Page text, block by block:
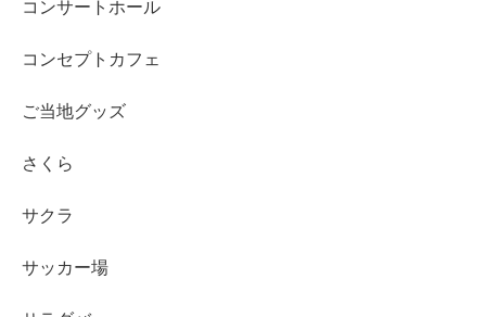
コンサートホール
コンセプトカフェ
ご当地グッズ
さくら
サクラ
サッカー場